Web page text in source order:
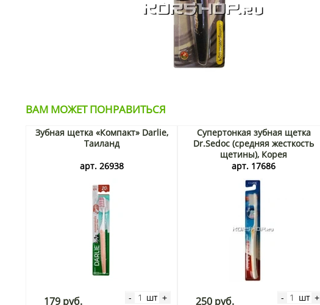
ВАМ МОЖЕТ ПОНРАВИТЬСЯ
Зубная щетка «Компакт» Darlie,
Таиланд
арт. 26938
179 руб. - шт +
Супертонкая зубная щетка
Dr.Sedoc (средняя жесткость
щетины), Корея
арт. 17686
250 руб. - шт +